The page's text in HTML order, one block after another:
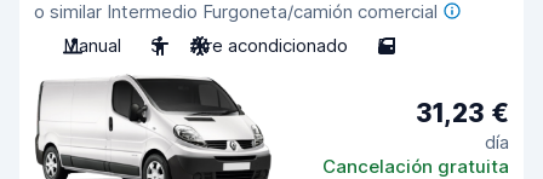
o similar Intermedio Furgoneta/camión comercial
Manual
3 Aire acondicionado 5
31,23 €
día
Cancelación gratuita